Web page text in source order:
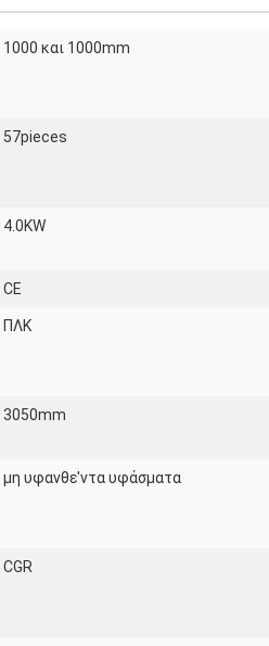
1000 και 1000mm
57pieces
4.0KW
CE
ΠΛΚ
3050mm
μη υφανθε'ντα υφάσματα
CGR